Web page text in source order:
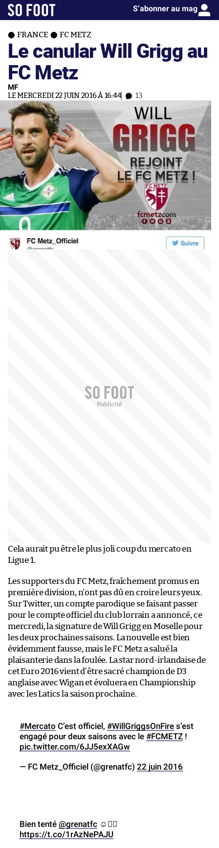
S’abonner au mag
FRANCE FC METZ
Le canular Will Grigg au
FC Metz
MF
LE MERCREDI 22 JUIN 2016 À 16:44 13
Cela aurait pu être le plus joli coup du mercato en
Ligue 1.
Les supporters du FC Metz, fraîchement promus en
première division, n’ont pas dû en croire leurs yeux.
Sur Twitter, un compte parodique se faisant passer
pour le compte officiel du club lorrain a annoncé, ce
mercredi, la signature de Will Grigg en Moselle pour
les deux prochaines saisons. La nouvelle est bien
évidemment fausse, mais le FC Metz a salué la
plaisanterie dans la foulée. La star nord-irlandaise de
cet Euro 2016 vient d’être sacré champion de D3
anglaise avec Wigan et évoluera en Championship
avec les Latics la saison prochaine.
#Mercato C’est officiel, #WillGriggsOnFire s’est
engagé pour deux saisons avec le #FCMETZ !
pic.twitter.com/6JJ5exXAGw
— FC Metz_Officiel (@grenatfc) 22 juin 2016
Bien tenté @grenatfc ☺️👍🏼
https://t.co/1rAzNePAJU